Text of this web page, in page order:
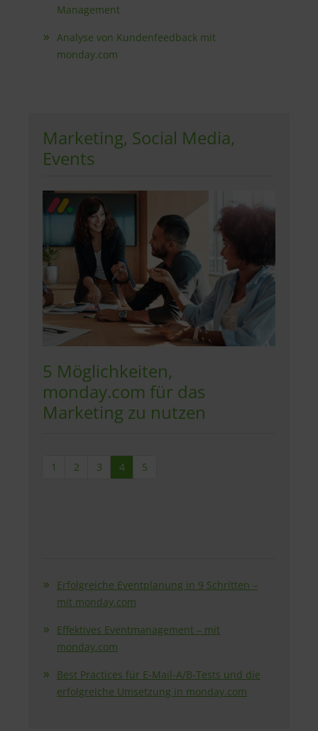
Management
Analyse von Kundenfeedback mit
monday.com
Marketing, Social Media,
Events
5 Möglichkeiten,
monday.com für das
Marketing zu nutzen
1 2 3 4 5
Erfolgreiche Eventplanung in 9 Schritten –
mit monday.com
Effektives Eventmanagement – mit
monday.com
Best Practices für E-Mail-A/B-Tests und die
erfolgreiche Umsetzung in monday.com